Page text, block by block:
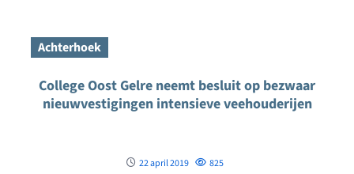
Achterhoek
College Oost Gelre neemt besluit op bezwaar
nieuwvestigingen intensieve veehouderijen
22 april 2019 825